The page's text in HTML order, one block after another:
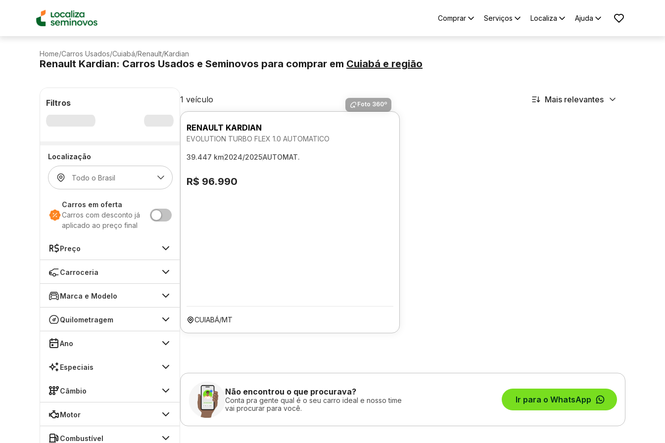
Comprar Serviços Localiza Ajuda
Home/Carros Usados/Cuiabá/Renault/Kardian
Renault Kardian: Carros Usados e Seminovos para comprar em Cuiabá e região
Filtros
Localização
Carros em oferta
Carros com desconto já
aplicado ao preço final
Preço
Carroceria
Marca e Modelo
Quilometragem
Ano
Especiais
Câmbio
Motor
Combustível
1 veículo Mais relevantes
Foto 360º
RENAULT KARDIAN
EVOLUTION TURBO FLEX 1.0 AUTOMATICO
39.447 km2024/2025AUTOMAT.
R$ 96.990
CUIABÁ/MT
Não encontrou o que procurava?
Conta pra gente qual é o seu carro ideal e nosso time
vai procurar para você.
Ir para o WhatsApp